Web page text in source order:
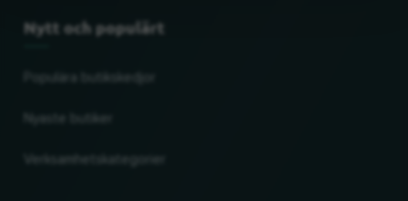
Nytt och populärt
Verksamhetskategorier